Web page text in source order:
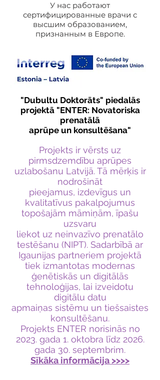
У нас работают
сертифицированные врачи с
высшим образованием,
признанным в Европе.
"Dubultu Doktorāts" piedalās
projektā "ENTER: Novatoriska
prenatālā
aprūpe un konsultēšana"
Projekts ir vērsts uz
pirmsdzemdību aprūpes
uzlabošanu Latvijā. Tā mērķis ir
nodrošināt
pieejamus, izdevīgus un
kvalitatīvus pakalpojumus
topošajām māmiņām, īpašu
uzsvaru
liekot uz neinvazīvo prenatālo
testēšanu (NIPT). Sadarbībā ar
Igaunijas partneriem projektā
tiek izmantotas modernas
ģenētiskās un digitālās
tehnoloģijas, lai izveidotu
digitālu datu
apmaiņas sistēmu un tiešsaistes
konsultēšanu.
Projekts ENTER norisinās no
2023. gada 1. oktobra līdz 2026.
gada 30. septembrim.
Sīkāka informācija >>>>